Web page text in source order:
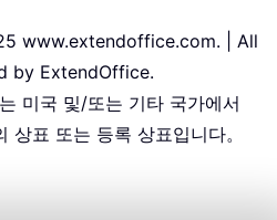
www.extendoffice.com. | All
by ExtendOffice.
미국 및/또는 기타 국가에서
표 또는 등록 상표입니다。